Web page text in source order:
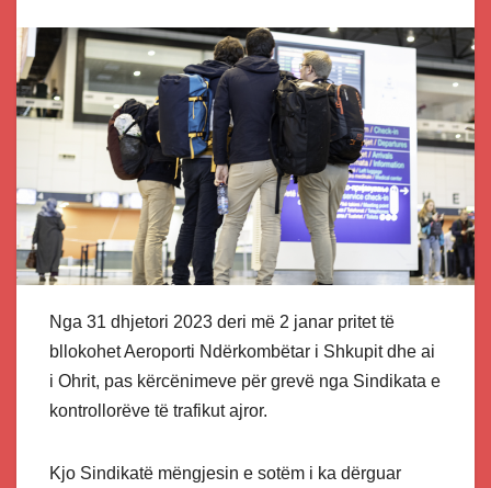
Nga 31 dhjetori 2023 deri më 2 janar pritet të
bllokohet Aeroporti Ndërkombëtar i Shkupit dhe ai
i Ohrit, pas kërcënimeve për grevë nga Sindikata e
kontrollorëve të trafikut ajror.
Kjo Sindikatë mëngjesin e sotëm i ka dërguar